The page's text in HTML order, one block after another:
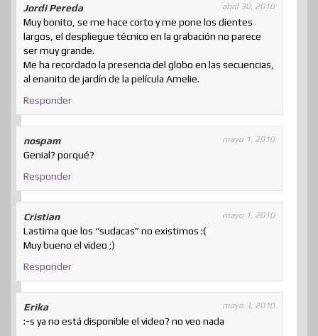
Jordi Pereda abril 30, 2010
Muy bonito, se me hace corto y me pone los dientes
largos, el despliegue técnico en la grabación no parece
ser muy grande.
Me ha recordado la presencia del globo en las secuencias,
al enanito de jardín de la película Amelie.
Responder
nospam mayo 1, 2010
Genial? porqué?
Responder
Cristian mayo 1, 2010
Lastima que los “sudacas” no existimos :(
Muy bueno el video ;)
Responder
Erika mayo 3, 2010
:-s ya no está disponible el video? no veo nada